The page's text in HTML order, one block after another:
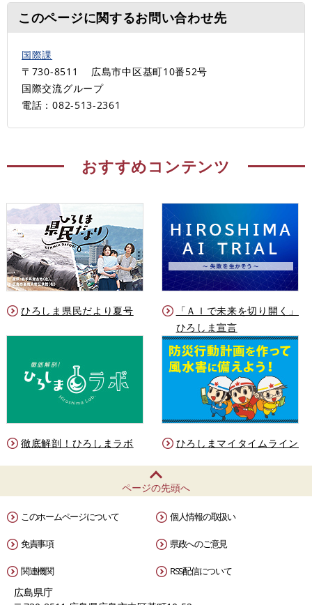
このページに関するお問い合わせ先
国際課
〒730-8511
広島市中区基町10番52号
国際交流グループ
電話：082-513-2361
おすすめコンテンツ
ひろしま県民だより夏号
「ＡＩで未来を切り開く」
ひろしま宣言
徹底解剖！ひろしまラボ ひろしまマイタイムライン
ページの先頭へ
このホームページについて 個人情報の取扱い
免責事項 県政へのご意見
関連機関 RSS配信について
広島県庁